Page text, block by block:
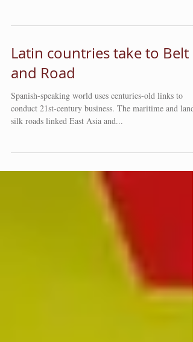
Latin countries take to Belt
and Road
Spanish-speaking world uses centuries-old links to
conduct 21st-century business. The maritime and land
silk roads linked East Asia and...